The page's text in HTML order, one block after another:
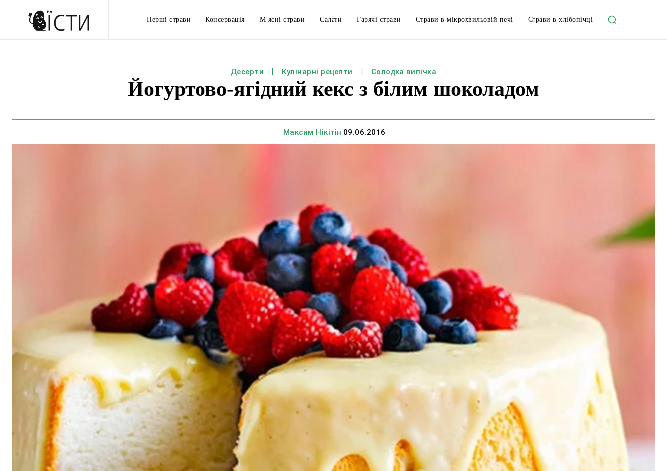
Перші страви Консервація М’ясні страви Салати Гарячі страви Страви в мікрохвильовій печі Страви в хлібопічці
Десерти Кулінарні рецепти Солодка випічка
Йогуртово-ягідний кекс з білим шоколадом
Максим Нікітін 09.06.2016